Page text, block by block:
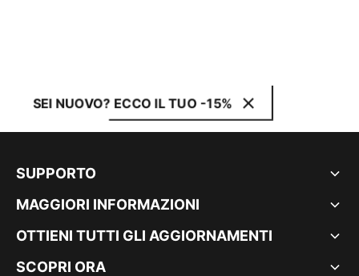
SEI NUOVO? ECCO IL TUO -15%
SUPPORTO
MAGGIORI INFORMAZIONI
OTTIENI TUTTI GLI AGGIORNAMENTI
SCOPRI ORA